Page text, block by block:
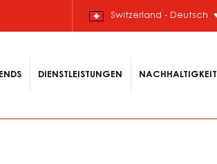
Switzerland - Deutsch
DIENSTLEISTUNGEN NACHHALTIGKEIT